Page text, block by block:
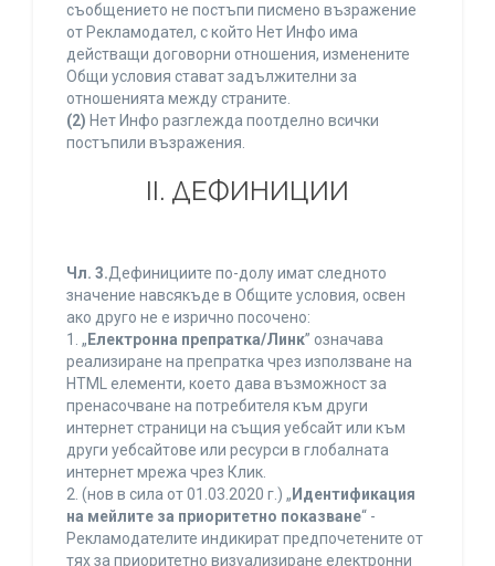
съобщението не постъпи писмено възражение
от Рекламодател, с който Нет Инфо има
действащи договорни отношения, изменените
Общи условия стават задължителни за
отношенията между страните.
(2) Нет Инфо разглежда поотделно всички
постъпили възражения.
ІІ. ДЕФИНИЦИИ
Чл. 3.Дефинициите по-долу имат следното
значение навсякъде в Общите условия, освен
ако друго не е изрично посочено:
1. „ Електронна препратка/Линк” означава
реализиране на препратка чрез използване на
HTML елементи, което дава възможност за
пренасочване на потребителя към други
интернет страници на същия уебсайт или към
други уебсайтове или ресурси в глобалната
интернет мрежа чрез Клик.
2. (нов в сила от 01.03.2020 г.) „ Идентификация
на мейлите за приоритетно показване“ -
Рекламодателите индикират предпочетените от
тях за приоритетно визуализиране електронни